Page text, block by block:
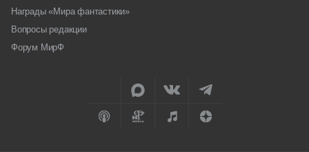
Награды «Мира фантастики»
Вопросы редакции
Форум МирФ